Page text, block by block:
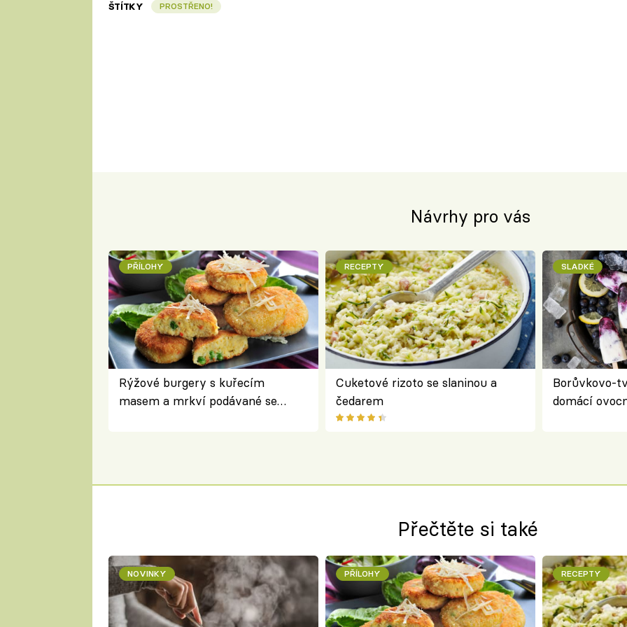
ŠTÍTKY PROSTŘENO!
Návrhy pro vás
PŘÍLOHY
Rýžové burgery s kuřecím
masem a mrkví podávané se
RECEPTY
Cuketové rizoto se slaninou a
čedarem
SLADKÉ
Borůvkovo-
domácí
Přečtěte si také
NOVINKY PŘÍLOHY RECEPTY